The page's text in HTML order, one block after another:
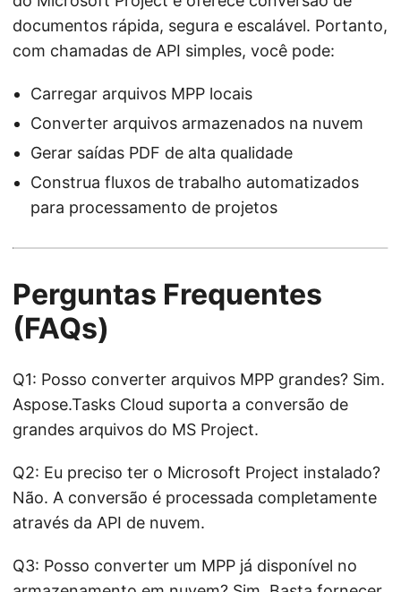
documentos rápida, segura e escalável. Portanto,
com chamadas de API simples, você pode:
Carregar arquivos MPP locais
Converter arquivos armazenados na nuvem
Gerar saídas PDF de alta qualidade
Construa fluxos de trabalho automatizados
para processamento de projetos
Perguntas Frequentes
(FAQs)
Q1: Posso converter arquivos MPP grandes? Sim.
Aspose.Tasks Cloud suporta a conversão de
grandes arquivos do MS Project.
Q2: Eu preciso ter o Microsoft Project instalado?
Não. A conversão é processada completamente
através da API de nuvem.
Q3: Posso converter um MPP já disponível no